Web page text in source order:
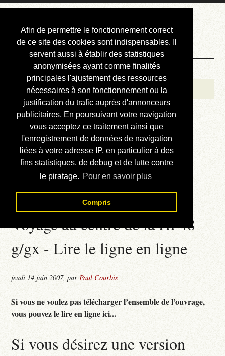
Afin de permettre le fonctionnement correct
de ce site des cookies sont indispensables. Il
servent aussi à établir des statistiques
anonymisées ayant comme finalités
principales l'ajustement des ressources
nécessaires à son fonctionnement ou la
justification du trafic auprès d'annonceurs
publicitaires. En poursuivant votre navigation
vous acceptez ce traitement ainsi que
l'enregistrement de données de navigation
liées à votre adresse IP, en particulier à des
fins statistiques, de debug et de lutte contre
le piratage. Pour en savoir plus
Compris
Courbis, « LE »
Blog Officiel
Bienvenue
Réalisations
Divers (et d’été)
Annonces
Liens externes
Téléchargement
Contact
Voyage au centre de la HP48
g/gx - Lire le ligne en ligne
jeudi 14 juin 2007,parPaul Courbis
Si vous ne voulez pas télécharger l’ensemble de l’ouvrage,
vous pouvez le lire en ligne ici...
Si vous désirez une version